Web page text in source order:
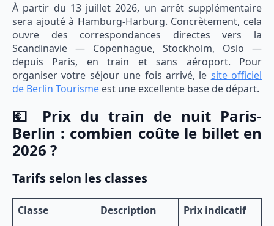
À partir du 13 juillet 2026, un arrêt supplémentaire
sera ajouté à Hamburg-Harburg. Concrètement, cela
ouvre des correspondances directes vers la
Scandinavie — Copenhague, Stockholm, Oslo —
depuis Paris, en train et sans aéroport. Pour
organiser votre séjour une fois arrivé, le site officiel
de Berlin Tourisme est une excellente base de départ.
💶 Prix du train de nuit Paris-
Berlin : combien coûte le billet en
2026 ?
Tarifs selon les classes
Classe Description Prix indicatif